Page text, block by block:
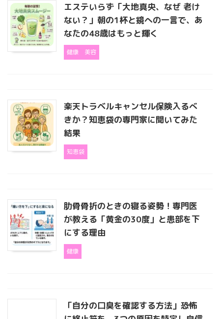
エステいらず「大地真央、なぜ 老け
ない？」朝の1杯と鏡への一言で、あ
なたの48歳はもっと輝く
健康 美容
楽天トラベルキャンセル保険入るべ
きか？知恵袋の専門家に聞いてみた
結果
知恵袋
肋骨骨折のときの寝る姿勢！専門医
が教える「黄金の30度」と患部を下
にする理由
健康
「自分の口臭を確認する方法」恐怖